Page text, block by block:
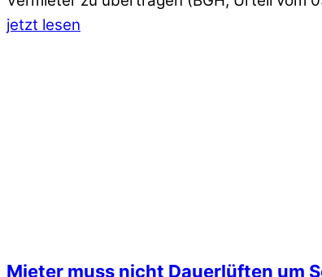
jetzt lesen
Mieter muss nicht Dauerlüften um